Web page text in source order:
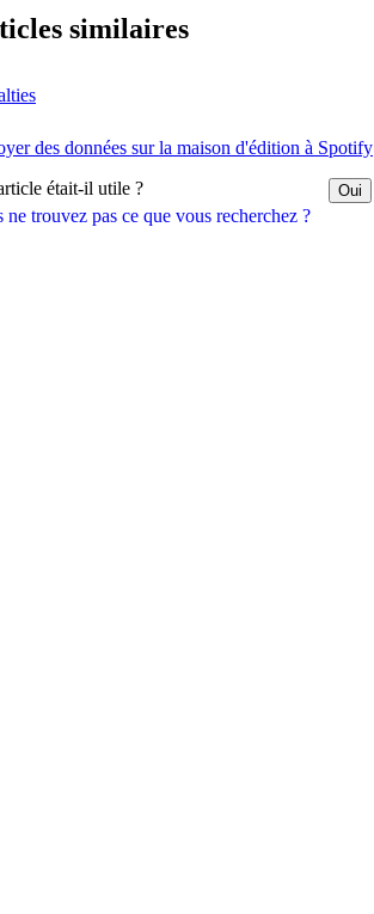
ne trouvez pas ce que vous recherchez ?
similaires
des données sur la maison d'édition à Spotify
était-il utile ? Oui